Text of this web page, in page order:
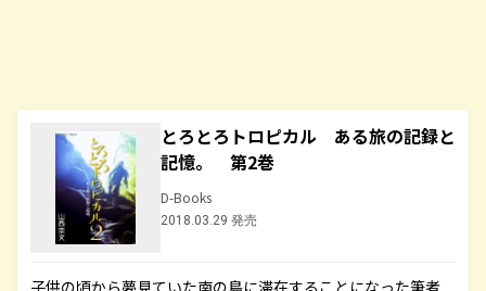
とろとろトロピカル ある旅の記録と
記憶。 第2巻
D-Books
2018.03.29 発売
子供の頃から夢見ていた南の島に滞在することになった筆者